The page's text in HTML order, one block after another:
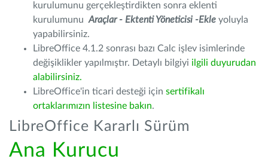
kurulumunu gerçekleştirdikten sonra eklenti
kurulumunu Araçlar - Ektenti Yöneticisi -Ekle yoluyla
yapabilirsiniz.
LibreOffice 4.1.2 sonrası bazı Calc işlev isimlerinde
değişiklikler yapılmıştır. Detaylı bilgiyi ilgili duyurudan
alabilirsiniz.
LibreOffice'in ticari desteği için sertifikalı
ortaklarımızın listesine bakın.
LibreOffice Kararlı Sürüm
Ana Kurucu